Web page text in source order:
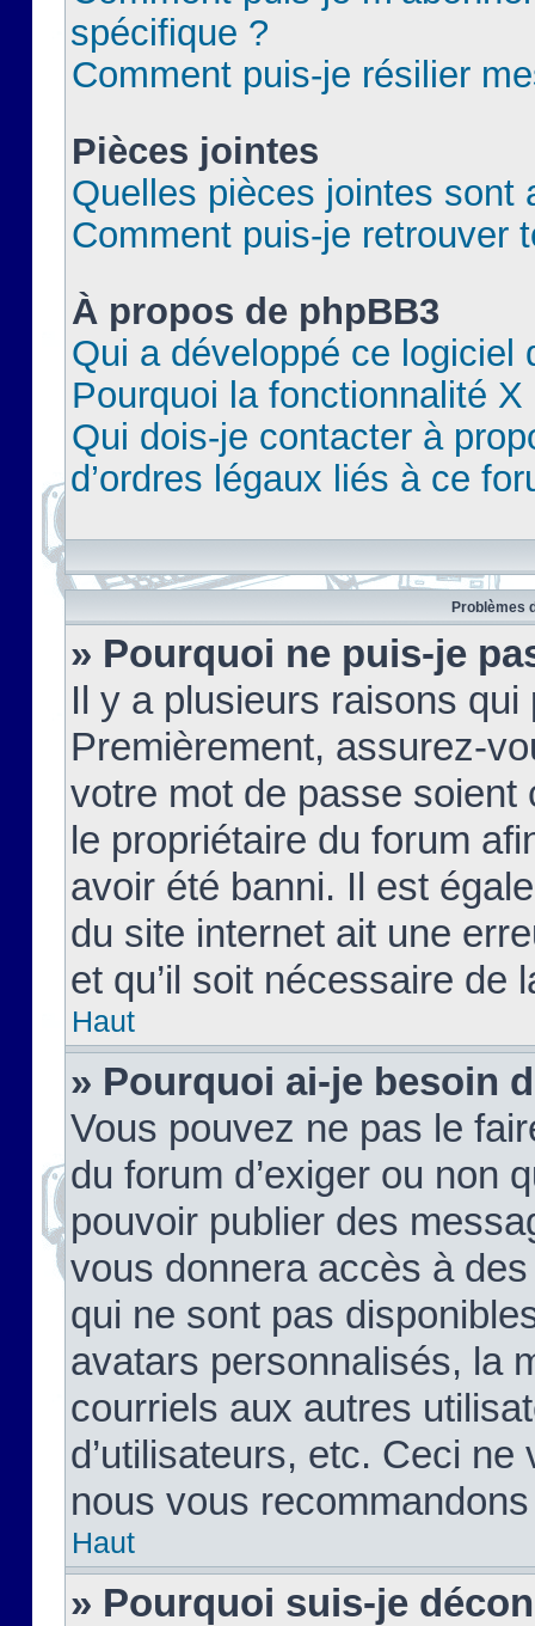
spécifique ?
Comment puis-je résilier
Pièces jointes
Quelles pièces jointes sont
Comment puis-je retrouver
À propos de phpBB3
Qui a développé ce logiciel
Pourquoi la fonctionnalité X
Qui dois-je contacter à
d’ordres légaux liés à ce
Problèmes
» Pourquoi ne puis-je
Il y a plusieurs raisons
Premièrement, assurez-
votre mot de passe soient
le propriétaire du forum
avoir été banni. Il est
du site internet ait une
et qu’il soit nécessaire de
Haut
» Pourquoi ai-je besoin
Vous pouvez ne pas le
du forum d’exiger ou non
pouvoir publier des
vous donnera accès à
qui ne sont pas
avatars personnalisés, la
courriels aux autres
d’utilisateurs, etc. Ceci
nous vous
Haut
» Pourquoi suis-je